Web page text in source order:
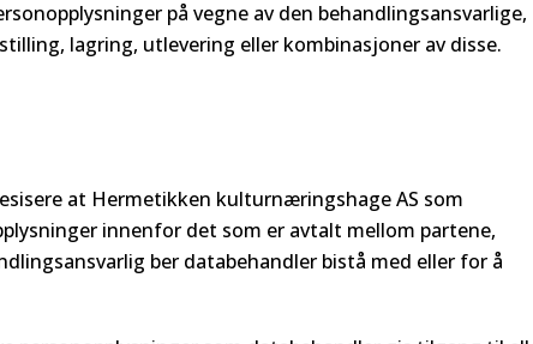
på vegne av den behandlingsansvarlige,
lagring, utlevering eller kombinasjoner av disse.
at Hermetikken kulturnæringshage AS som
innenfor det som er avtalt mellom partene,
ber databehandler bistå med eller for å